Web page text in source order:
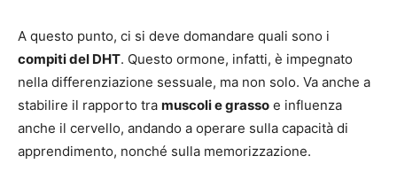
A questo punto, ci si deve domandare quali sono i
compiti del DHT. Questo ormone, infatti, è impegnato
nella differenziazione sessuale, ma non solo. Va anche a
stabilire il rapporto tra muscoli e grasso e influenza
anche il cervello, andando a operare sulla capacità di
apprendimento, nonché sulla memorizzazione.